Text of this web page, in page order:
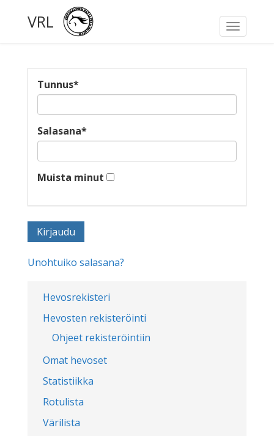
Toggle
VRL
Hevosrekisteri
Hevosten rekisteröinti
Ohjeet rekisteröintiin
Omat hevoset
Statistiikka
Rotulista
Värilista
Tunnus*
Salasana*
Muista minut
Unohtuiko salasana?